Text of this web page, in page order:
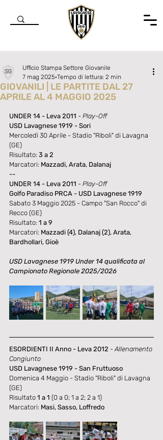
GIOVANILI | LE PARTITE DAL 27
APRILE AL 4 MAGGIO 2025
Ufficio Stampa Settore Giovanile
7 mag 2025 Tempo di lettura: 2 min
UNDER 14 - Leva 2011 - Play-Off
USD Lavagnese 1919 - Sori
Mercoledì 30 Aprile - Stadio "Riboli" di Lavagna
(GE)
Risultato: 3 a 2
Marcatori: Mazzadi, Arata, Dalanaj
--
UNDER 14 - Leva 2011 - Play-Off
Golfo Paradiso PRCA - USD Lavagnese 1919
Sabato 3 Maggio 2025 - Campo "San Rocco" di
Recco (GE)
Risultato: 1 a 9
Marcatori: Mazzadi (4), Dalanaj (2), Arata,
Bardhollari, Gioè
USD Lavagnese 1919 Under 14 qualificata al
Campionato Regionale 2025/2026
ESORDIENTI II Anno - Leva 2012 - Allenamento
Congiunto
USD Lavagnese 1919 - San Fruttuoso
Domenica 4 Maggio - Stadio "Riboli" di Lavagna
(GE)
Risultato 1 a 1 (0 a 0; 1 a 2; 2 a 1)
Marcatori: Masi, Sasso, Loffredo